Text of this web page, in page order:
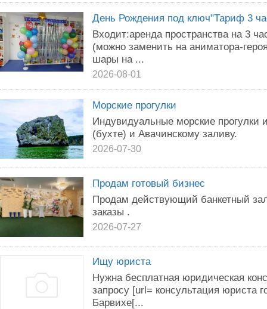
День Рождения под ключ"Тариф 3
Входит:аренда пространства на 3
(можно заменить на аниматора-
шары на ...
2026-08-01
Морские прогулки
Индувидуальные морские прогулки
(бухте) и Авачинскому заливу.
2026-07-30
Продам готовый бизнес
Продам действующий банкетный
заказы .
2026-07-27
Ищу юриста
Нужна бесплатная юридическая
запросу [url= консультация юриста
Барвихе[...